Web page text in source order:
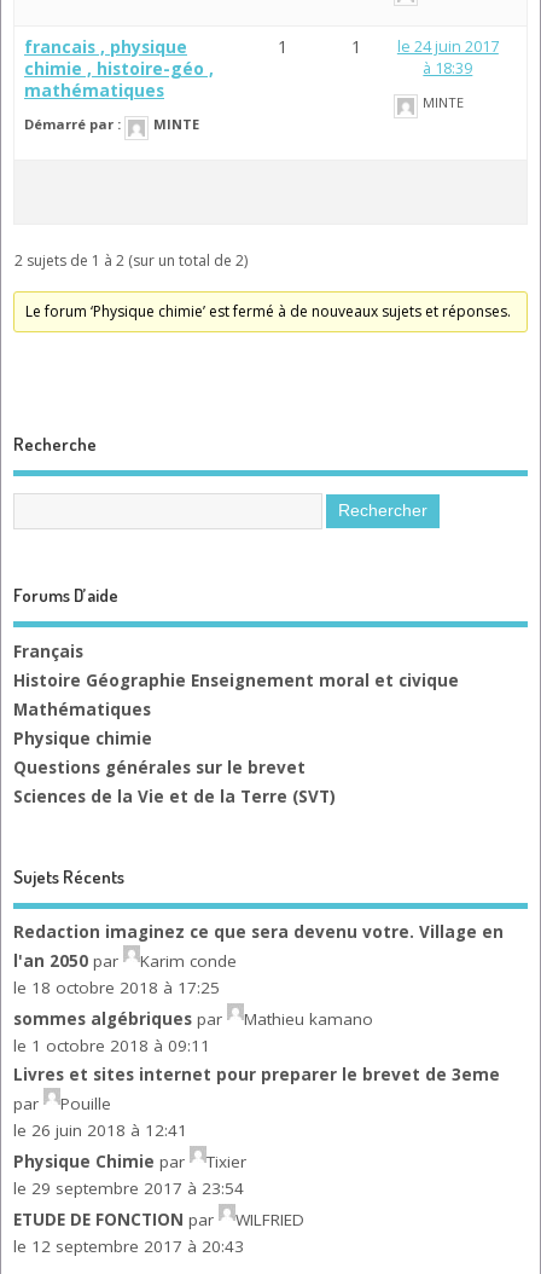
francais , physique
chimie , histoire-géo ,
mathématiques
Démarré par : MINTE
1 1
le 24 juin 2017
à 18:39
MINTE
2 sujets de 1 à 2 (sur un total de 2)
Le forum ‘Physique chimie’ est fermé à de nouveaux sujets et réponses.
Recherche
Forums D’aide
Français
Histoire Géographie Enseignement moral et civique
Mathématiques
Physique chimie
Questions générales sur le brevet
Sciences de la Vie et de la Terre (SVT)
Sujets Récents
Redaction imaginez ce que sera devenu votre. Village en
l'an 2050 par
Karim conde
le 18 octobre 2018 à 17:25
sommes algébriques par
Mathieu kamano
le 1 octobre 2018 à 09:11
Livres et sites internet pour preparer le brevet de 3eme
par
Pouille
le 26 juin 2018 à 12:41
Physique Chimie par
Tixier
le 29 septembre 2017 à 23:54
ETUDE DE FONCTION par
WILFRIED
le 12 septembre 2017 à 20:43